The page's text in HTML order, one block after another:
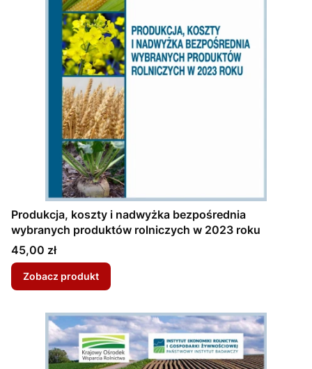
Produkcja, koszty i nadwyżka bezpośrednia
wybranych produktów rolniczych w 2023 roku
Cena
45,00 zł
Zobacz produkt